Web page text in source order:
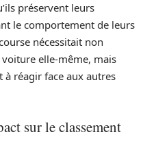
préservent leurs
le comportement de leurs
nécessitait non
elle-même, mais
à réagir face aux autres
sur le classement